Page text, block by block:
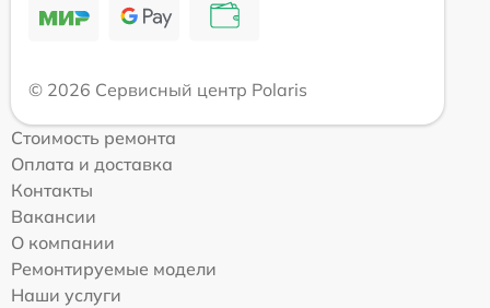
© 2026 Сервисный центр Polaris
Стоимость ремонта
Оплата и доставка
Контакты
Вакансии
О компании
Ремонтируемые модели
Наши услуги